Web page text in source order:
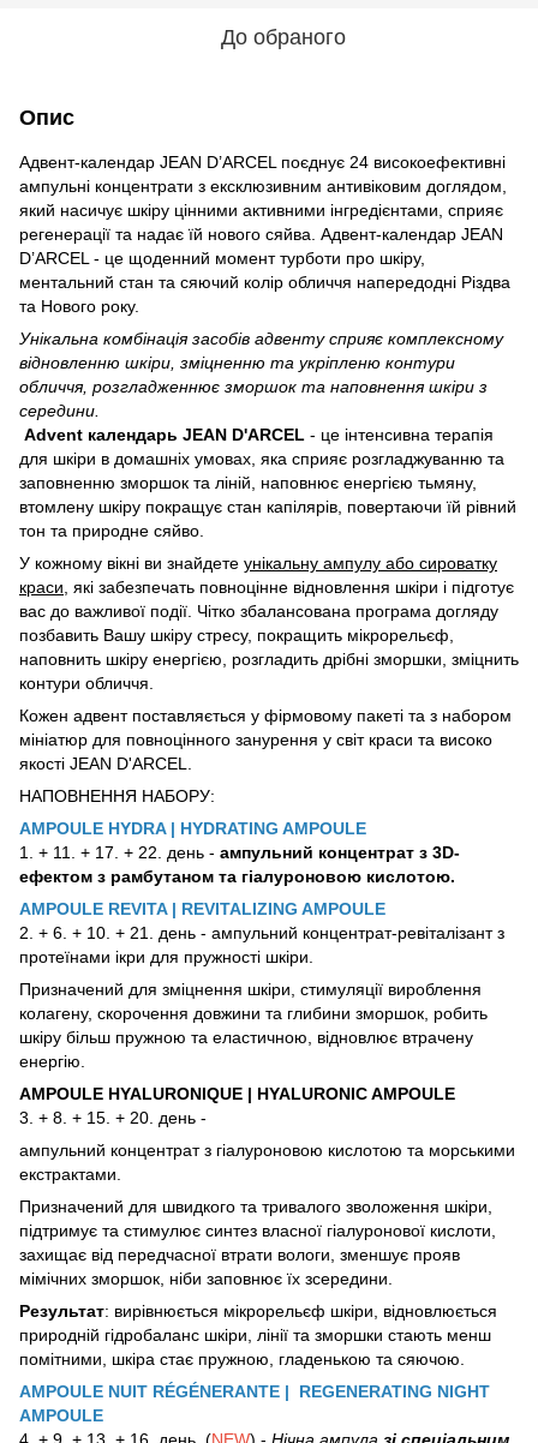
До обраного
Опис
Адвент-календар JEAN D’ARCEL поєднує 24 високоефективні
ампульні концентрати з ексклюзивним антивіковим доглядом,
який насичує шкіру цінними активними інгредієнтами, сприяє
регенерації та надає їй нового сяйва. Адвент-календар JEAN
D’ARCEL - це щоденний момент турботи про шкіру,
ментальний стан та сяючий колір обличчя напередодні Різдва
та Нового року.
Унікальна комбінація засобів адвенту сприяє комплексному
відновленню шкіри, зміцненню та укріпленю контури
обличчя, розгладженнює зморшок та наповнення шкіри з
середини.
Advent календарь JEAN D'ARCEL - це інтенсивна терапія
для шкіри в домашніх умовах, яка сприяє розгладжуванню та
заповненню зморшок та ліній, наповнює енергією тьмяну,
втомлену шкіру покращує стан капілярів, повертаючи їй рівний
тон та природне сяйво.
У кожному вікні ви знайдете унікальну ампулу або сироватку
краси , які забезпечать повноцінне відновлення шкіри і підготує
вас до важливої ​​події. Чітко збалансована програма догляду
позбавить Вашу шкіру стресу, покращить мікрорельєф,
наповнить шкіру енергією, розгладить дрібні зморшки, зміцнить
контури обличчя.
Кожен адвент поставляється у фірмовому пакеті та з набором
мініатюр для повноцінного занурення у світ краси та високо
якості JEAN D'ARCEL.
НАПОВНЕННЯ НАБОРУ:
AMPOULE HYDRA | HYDRATING AMPOULE
1. + 11. + 17. + 22. день - ампульний концентрат з 3D-
ефектом з рамбутаном та гіалуроновою кислотою.
AMPOULE REVITA | REVITALIZING AMPOULE
2. + 6. + 10. + 21. день - ампульний концентрат-ревіталізант з
протеїнами ікри для пружності шкіри.
Призначений для зміцнення шкіри, стимуляції вироблення
колагену, скорочення довжини та глибини зморшок, робить
шкіру більш пружною та еластичною, відновлює втрачену
енергію.
AMPOULE HYALURONIQUE | HYALURONIC AMPOULE
3. + 8. + 15. + 20. день -
ампульний концентрат з гіалуроновою кислотою та морськими
екстрактами.
Призначений для швидкого та тривалого зволоження шкіри,
підтримує та стимулює синтез власної гіалуронової кислоти,
захищає від передчасної втрати вологи, зменшує прояв
мімічних зморшок, ніби заповнює їх зсередини.
Результат: вирівнюється мікрорельєф шкіри, відновлюється
природній гідробаланс шкіри, лінії та зморшки стають менш
помітними, шкіра стає пружною, гладенькою та сяючою.
AMPOULE NUIT RÉGÉNERANTE | REGENERATING NIGHT
AMPOULE